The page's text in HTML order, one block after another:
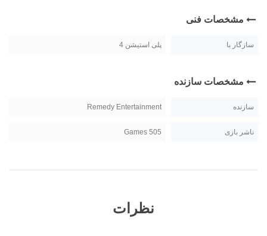
مشخصات فنی
سازگار با پلی استیشن 4
مشخصات سازنده
سازنده Remedy Entertainment
ناشر بازی 505 Games
نظرات